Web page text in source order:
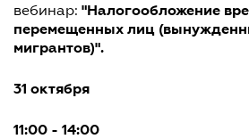
вебинар: "Налогообложение
перемещенных лиц
мигрантов)".
31 октября
11:00 - 14:00